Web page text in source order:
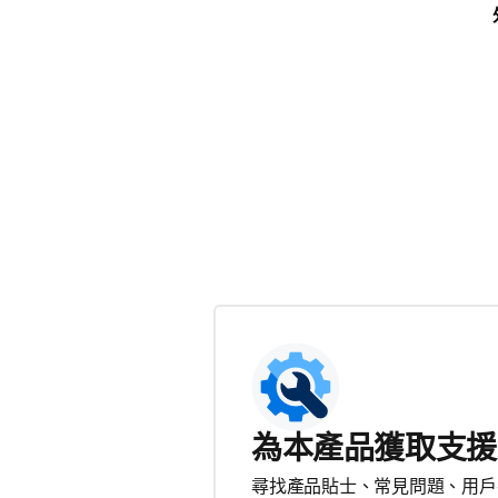
為本產品獲取支援
尋找產品貼士、常見問題、用